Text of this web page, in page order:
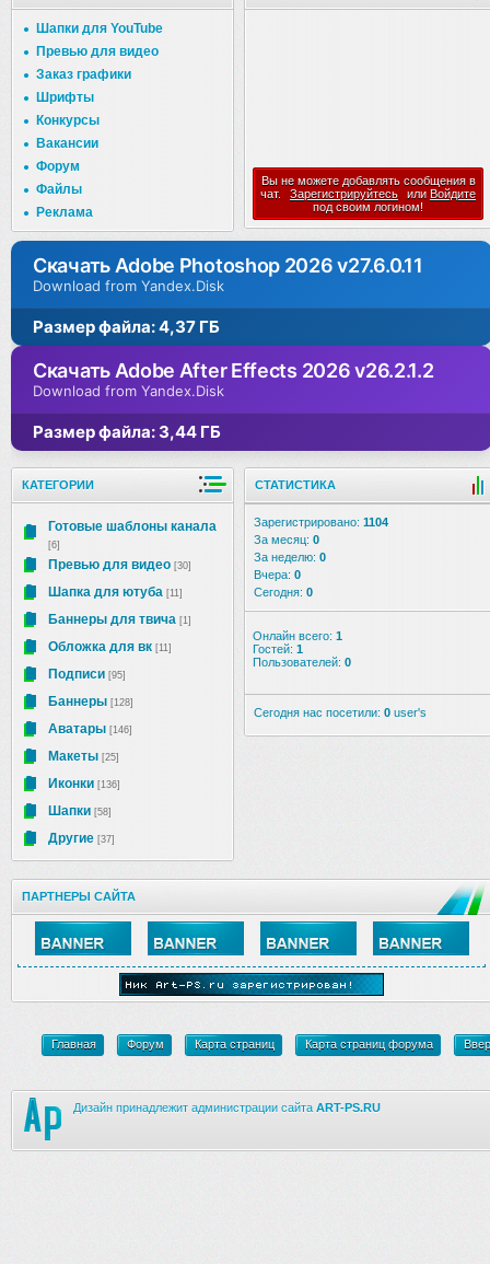
Шапки для YouTube
Превью для видео
Заказ графики
Шрифты
Конкурсы
Вакансии
Форум
Файлы
Реклама
Вы не можете добавлять сообщения в
чат.
Зарегистрируйтесь или Войдите
под своим логином!
Скачать Adobe Photoshop 2026 v27.6.0.11
Download from Yandex.Disk
Размер файла: 4,37 ГБ
Скачать Adobe After Effects 2026 v26.2.1.2
Download from Yandex.Disk
Размер файла: 3,44 ГБ
КАТЕГОРИИ
Готовые шаблоны канала
[6]
Превью для видео [30]
Шапка для ютуба [11]
Баннеры для твича [1]
Обложка для вк [11]
Подписи [95]
Баннеры [128]
Аватары [146]
Макеты [25]
Иконки [136]
Шапки [58]
Другие [37]
СТАТИСТИКА
Зарегистрировано: 1104
За месяц: 0
За неделю: 0
Вчера: 0
Сегодня: 0
Онлайн всего: 1
Гостей: 1
Пользователей: 0
Сегодня нас посетили: 0 user's
ПАРТНЕРЫ САЙТА
Главная Форум Карта страниц Карта страниц форума
Дизайн принадлежит администрации сайта ART-PS.RU